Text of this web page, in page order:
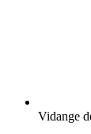
Vidange